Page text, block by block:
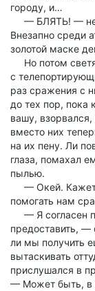
городу, и…
— БЛЯТЬ! — не
Внезапно среди
золотой маске
Но потом
с
раз сражения с
до тех пор, пока
вашу,
вместо них
на их пену. Ли
глаза, помахал
пылью.
— Окей.
помогать нам
— Я согласен
предоставить,
ли мы получить
вытаскивать
прислушался в
— Может быть, в